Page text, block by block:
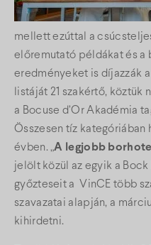
mellett ezúttal a
előremutató példákat és a
eredményeket is díjazzák
listáját 21 szakértő,
a Bocuse d’Or Akadémia
Összesen tíz kategóriában
évben. „A legjobb
jelölt közül az egyik a
győzteseit a VinCE több
szavazatai alapján, a
kihirdetni.